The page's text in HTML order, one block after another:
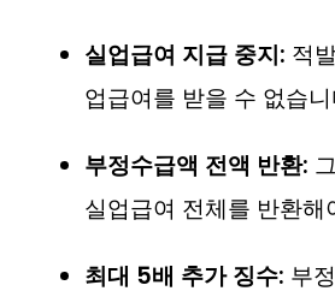
실업급여 지급 중지: 적
업급여를 받을 수 없습
부정수급액 전액 반환:
실업급여 전체를 반환해
최대 5배 추가 징수: 부